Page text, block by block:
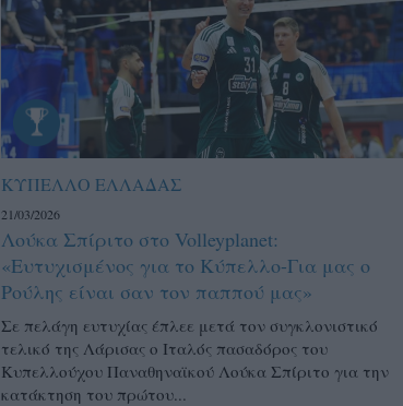
ΚΥΠΕΛΛΟ ΕΛΛΑΔΑΣ
21/03/2026
Λούκα Σπίριτο στο Volleyplanet:
«Ευτυχισμένος για το Κύπελλο-Για μας ο
Ρούλης είναι σαν τον παππού μας»
Σε πελάγη ευτυχίας έπλεε μετά τον συγκλονιστικό
τελικό της Λάρισας ο Ιταλός πασαδόρος του
Κυπελλούχου Παναθηναϊκού Λούκα Σπίριτο για την
κατάκτηση του πρώτου...